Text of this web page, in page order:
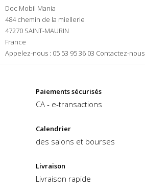
Doc Mobil Mania
484 chemin de la miellerie
47270 SAINT-MAURIN
France
Appelez-nous : 05 53 95 36 03 Contactez-nous
Paiements sécurisés
CA - e-transactions
Calendrier
des salons et bourses
Livraison
Livraison rapide